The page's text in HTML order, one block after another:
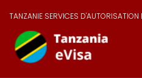
TANZANIE SERVICES D'AUTORISATION